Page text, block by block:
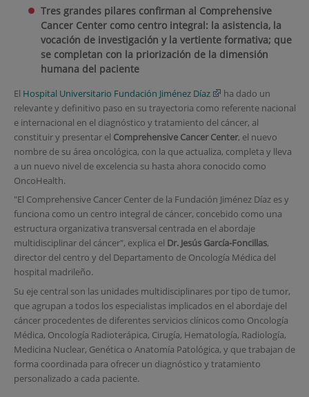
Tres grandes pilares confirman al Comprehensive
Cancer Center como centro integral: la asistencia, la
vocación de investigación y la vertiente formativa; que
se completan con la priorización de la dimensión
humana del paciente
El Hospital Universitario Fundación Jiménez Díaz
ha dado un
relevante y definitivo paso en su trayectoria como referente nacional
e internacional en el diagnóstico y tratamiento del cáncer, al
constituir y presentar el Comprehensive Cancer Center, el nuevo
nombre de su área oncológica, con la que actualiza, completa y lleva
a un nuevo nivel de excelencia su hasta ahora conocido como
OncoHealth.
"El Comprehensive Cancer Center de la Fundación Jiménez Díaz es y
funciona como un centro integral de cáncer, concebido como una
estructura organizativa transversal centrada en el abordaje
multidisciplinar del cáncer", explica el Dr. Jesús García-Foncillas,
director del centro y del Departamento de Oncología Médica del
hospital madrileño.
Su eje central son las unidades multidisciplinares por tipo de tumor,
que agrupan a todos los especialistas implicados en el abordaje del
cáncer procedentes de diferentes servicios clínicos como Oncología
Médica, Oncología Radioterápica, Cirugía, Hematología, Radiología,
Medicina Nuclear, Genética o Anatomía Patológica, y que trabajan de
forma coordinada para ofrecer un diagnóstico y tratamiento
personalizado a cada paciente.